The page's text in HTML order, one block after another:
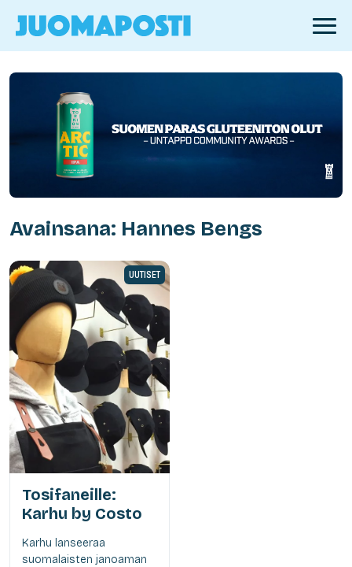
Avainsana: Hannes Bengs
UUTISET
Tosifaneille:
Karhu by Costo
Karhu lanseeraa
suomalaisten janoaman